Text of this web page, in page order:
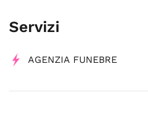
Servizi
AGENZIA FUNEBRE